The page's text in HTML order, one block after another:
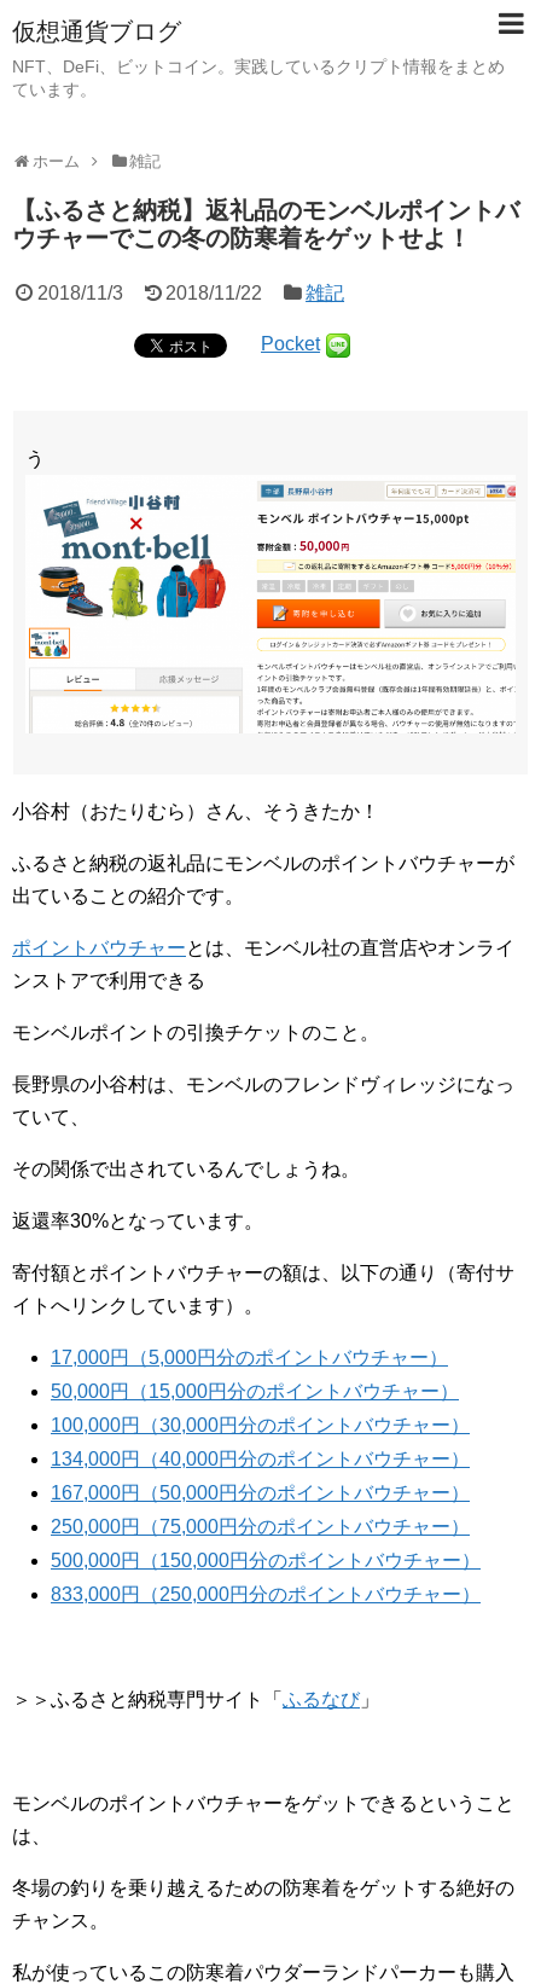
仮想通貨ブログ
NFT、DeFi、ビットコイン。実践しているクリプト情報をまとめ
ています。
ホーム 雑記
【ふるさと納税】返礼品のモンベルポイントバ
ウチャーでこの冬の防寒着をゲットせよ！
2018/11/3 2018/11/22 雑記
Pocket
う
小谷村（おたりむら）さん、そうきたか！
ふるさと納税の返礼品にモンベルのポイントバウチャーが
出ていることの紹介です。
ポイントバウチャーとは、モンベル社の直営店やオンライ
ンストアで利用できる
モンベルポイントの引換チケットのこと。
長野県の小谷村は、モンベルのフレンドヴィレッジになっ
ていて、
その関係で出されているんでしょうね。
返還率30%となっています。
寄付額とポイントバウチャーの額は、以下の通り（寄付サ
イトへリンクしています）。
17,000円（5,000円分のポイントバウチャー）
50,000円（15,000円分のポイントバウチャー）
100,000円（30,000円分のポイントバウチャー）
134,000円（40,000円分のポイントバウチャー）
167,000円（50,000円分のポイントバウチャー）
250,000円（75,000円分のポイントバウチャー）
500,000円（150,000円分のポイントバウチャー）
833,000円（250,000円分のポイントバウチャー）
＞＞ふるさと納税専門サイト「 ふるなび」
モンベルのポイントバウチャーをゲットできるということ
は、
冬場の釣りを乗り越えるための防寒着をゲットする絶好の
チャンス。
私が使っているこの防寒着パウダーランドパーカーも購入